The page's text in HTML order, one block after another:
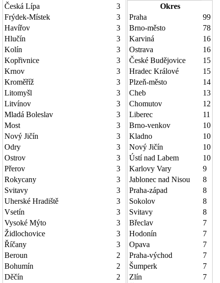
Česká Lípa
3
Frýdek-Místek
3
Havířov
3
Hlučín
3
Kolín
3
Kopřivnice
3
Krnov
3
Kroměříž
3
Litomyšl
3
Litvínov
3
Mladá Boleslav
3
Most
3
Nový Jičín
3
Odry
3
Ostrov
3
Přerov
3
Rokycany
3
Svitavy
3
Uherské Hradiště
3
Vsetín
3
Vysoké Mýto
3
Židlochovice
3
Říčany
3
Beroun
2
Bohumín
2
Děčín
2
Okres
Praha
99
Brno-město
78
Karviná
16
Ostrava
16
České Budějovice
15
Hradec Králové
15
Plzeň-město
14
Cheb
13
Chomutov
12
Liberec
11
Brno-venkov
10
Kladno
10
Nový Jičín
10
Ústí nad Labem
10
Karlovy Vary
9
Jablonec nad Nisou
8
Praha-západ
8
Sokolov
8
Svitavy
8
Břeclav
7
Hodonín
7
Opava
7
Praha-východ
7
Šumperk
7
Zlín
7